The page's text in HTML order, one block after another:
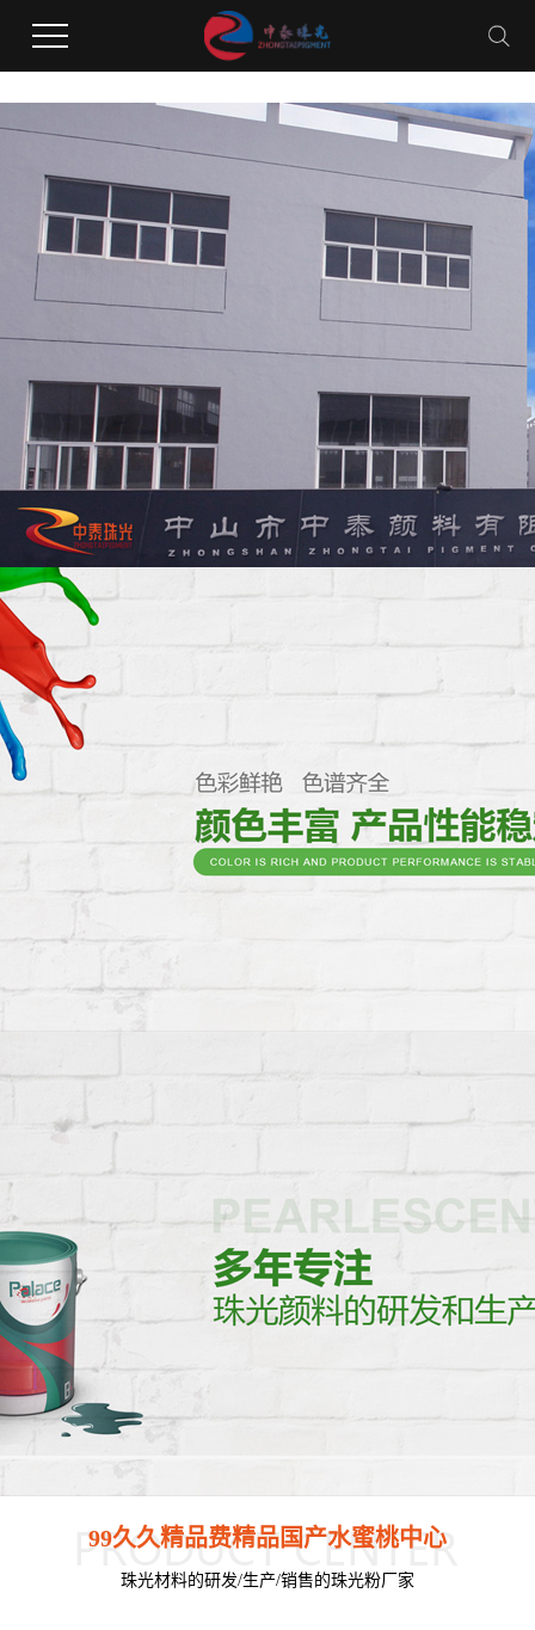
久久水蜜桃网国产免费网二区,99久久精品费精品国产水蜜桃,亚洲最大的熟女水蜜桃
AV网站,黄片免费试看水蜜桃无码体验
99久久精品费精品国产水蜜桃中心
珠光材料的研发/生产/销售的珠光粉厂家